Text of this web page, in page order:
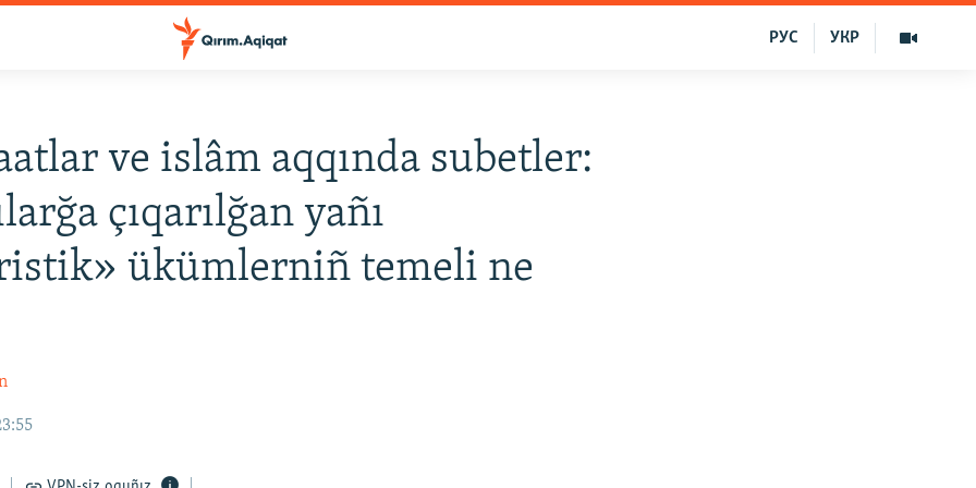
УКР
РУС
ve islâm aqqında subetler:
çıqarılğan yañı
ükümlerniñ temeli ne